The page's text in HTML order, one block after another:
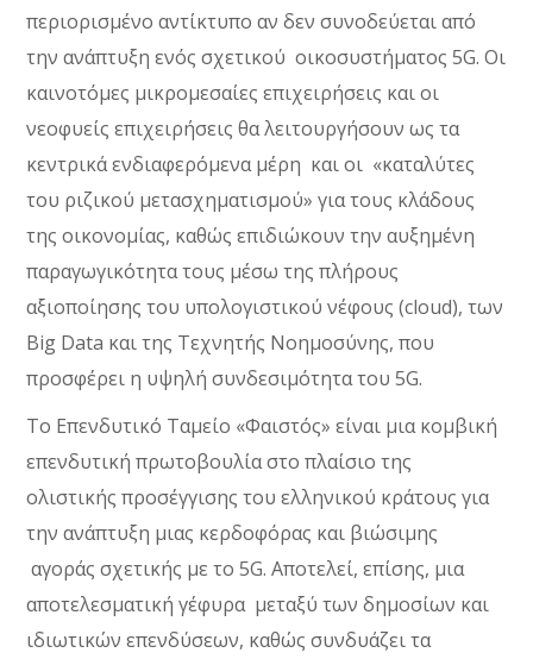
περιορισμένο αντίκτυπο αν δεν συνοδεύεται από
την ανάπτυξη ενός σχετικού οικοσυστήματος 5G. Οι
καινοτόμες μικρομεσαίες επιχειρήσεις και οι
νεοφυείς επιχειρήσεις θα λειτουργήσουν ως τα
κεντρικά ενδιαφερόμενα μέρη και οι «καταλύτες
του ριζικού μετασχηματισμού» για τους κλάδους
της οικονομίας, καθώς επιδιώκουν την αυξημένη
παραγωγικότητα τους μέσω της πλήρους
αξιοποίησης του υπολογιστικού νέφους (cloud), των
Big Data και της Τεχνητής Νοημοσύνης, που
προσφέρει η υψηλή συνδεσιμότητα του 5G.
Το Επενδυτικό Ταμείο «Φαιστός» είναι μια κομβική
επενδυτική πρωτοβουλία στο πλαίσιο της
ολιστικής προσέγγισης του ελληνικού κράτους για
την ανάπτυξη μιας κερδοφόρας και βιώσιμης
αγοράς σχετικής με το 5G. Αποτελεί, επίσης, μια
αποτελεσματική γέφυρα μεταξύ των δημοσίων και
ιδιωτικών επενδύσεων, καθώς συνδυάζει τα